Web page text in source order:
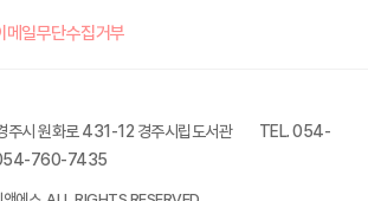
메일무단수집거부
시 원화로 431-12 경주시립도서관
TEL. 054-
760-7435